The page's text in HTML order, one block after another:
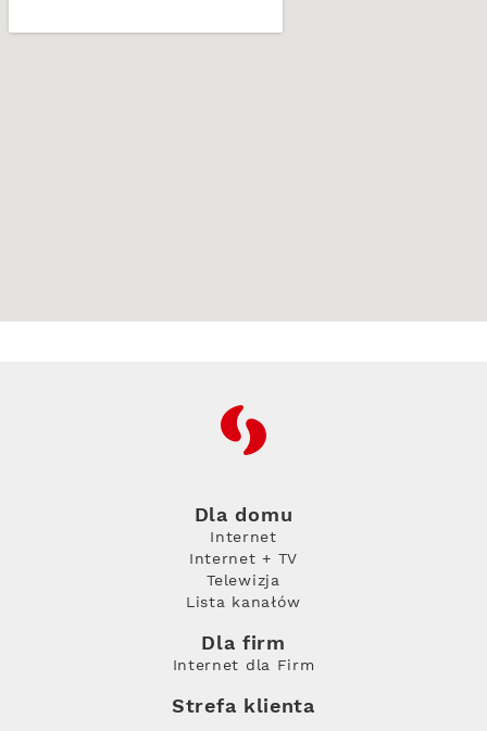
RFC
Dla domu
Internet
Internet + TV
Telewizja
Lista kanałów
Dla firm
Internet dla Firm
Strefa klienta